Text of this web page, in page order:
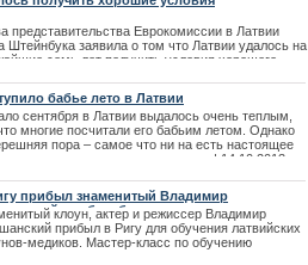
представительства Еврокомиссии в Латвии
Штейнбука заявила о том что Латвии удалось на
семь лет получить условия хорошего
бабье лето в Латвии
сентября в Латвии выдалось очень теплым,
многие посчитали его бабьим летом. Однако
пора – самое что ни на есть настоящее
лето, с туманами и листопадом. | 14.10.2013
прибыл знаменитый Владимир
чтобы обучить клоунов-докторов
клоун, актер и режиссер Владимир
прибыл в Ригу для обучения латвийских
медиков. Мастер-класс по обучению